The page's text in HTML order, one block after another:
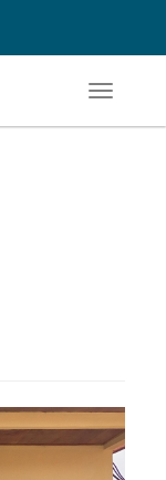
Toggle